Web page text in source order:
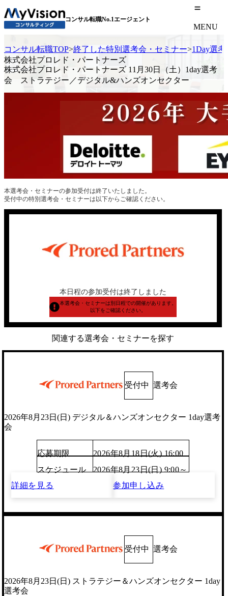
コンサル転職No.1エージェント
MENU
コンサル転職TOP>終了した特別選考会・セミナー>1Day選考
株式会社プロレド・パートナーズ
株式会社プロレド・パートナーズ 11月30日（土）1day選考
会 ストラテジー／デジタル&ハンズオンセクター
本選考会・セミナーの参加受付は終了いたしました。
受付中の特別選考会・セミナーは以下からご確認ください。
本日程の参加受付は終了しました
本選考会・セミナーは別日程での開催があります。
以下をご確認ください。
関連する選考会・セミナーを探す
受付中 選考会
2026年8月23日(日) デジタル＆ハンズオンセクター 1day選考
会
応募期限
2026年8月18日(火) 16:00
スケジュール
2026年8月23日(日) 9:00～
詳細を見る
参加申し込み
受付中 選考会
2026年8月23日(日) ストラテジー＆ハンズオンセクター 1day
選考会